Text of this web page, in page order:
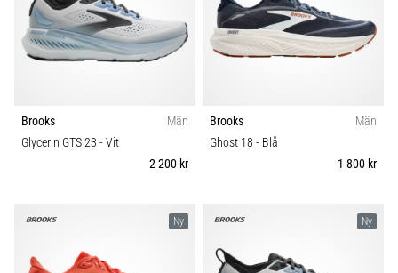
Brooks
Män
Glycerin GTS 23 - Vit
2 200 kr
Brooks
Män
Ghost 18 - Blå
1 800 kr
Ny Ny